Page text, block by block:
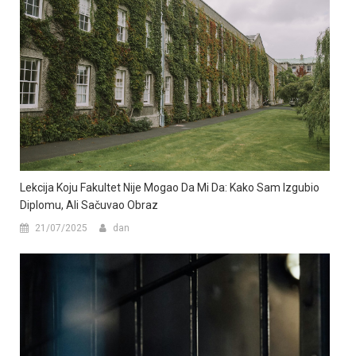
Lekcija Koju Fakultet Nije Mogao Da Mi Da: Kako Sam Izgubio
Diplomu, Ali Sačuvao Obraz
21/07/2025 dan